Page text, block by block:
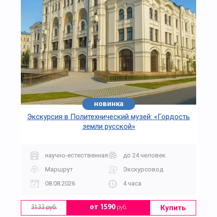
новинка
Экскурсия в Политехнический музей: «Гордость
земли русской»
научно-естественная
до 24 человек
Маршрут
Экскурсовод
08.08.2026
4 часа
3133 руб. от 1590руб. Купить